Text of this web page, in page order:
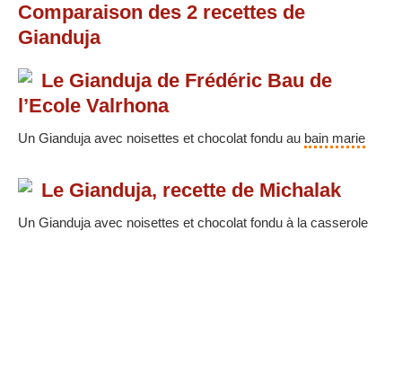
Comparaison des 2 recettes de
Gianduja
Le Gianduja de Frédéric Bau de
l’Ecole Valrhona
Un Gianduja avec noisettes et chocolat fondu au bain marie
Le Gianduja, recette de Michalak
Un Gianduja avec noisettes et chocolat fondu à la casserole